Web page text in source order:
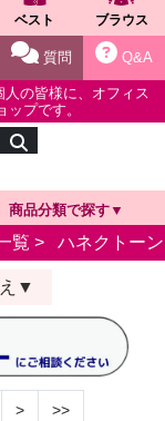
ベスト ブラウス
Q&A
質問
の皆様に、オフィス
プです。
商品分類で探す
覧 > ハネクトー
> >>